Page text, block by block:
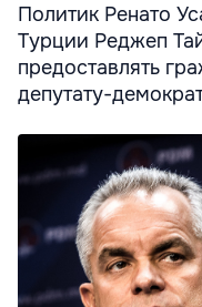
Политик Ренато
Турции Реджеп
предоставлять
депутату-